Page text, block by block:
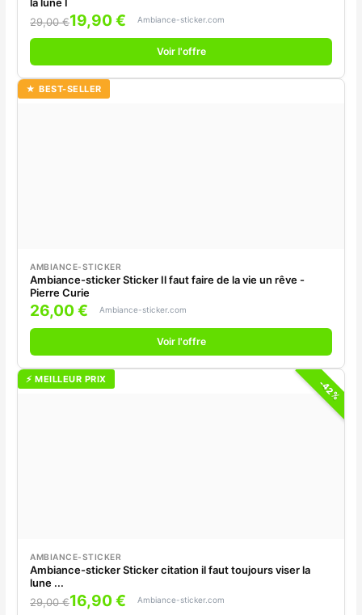
29,00 €19,90 € Ambiance-sticker.com
Voir l'offre
★ BEST-SELLER
AMBIANCE-STICKER
Ambiance-sticker Sticker Il faut faire de la vie un rêve -
Pierre Curie
26,00 € Ambiance-sticker.com
Voir l'offre
-42%
⚡ MEILLEUR PRIX
AMBIANCE-STICKER
Ambiance-sticker Sticker citation il faut toujours viser la
lune ...
29,00 €16,90 € Ambiance-sticker.com